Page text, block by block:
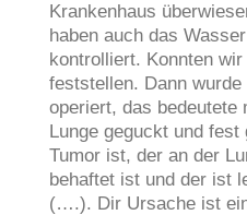
Krankenhaus
haben auch das
kontrolliert. Konnten
feststellen. Dann
operiert, das bedeutete
Lunge geguckt und
Tumor ist, der an der
behaftet ist und der ist
(….). Dir Ursache ist